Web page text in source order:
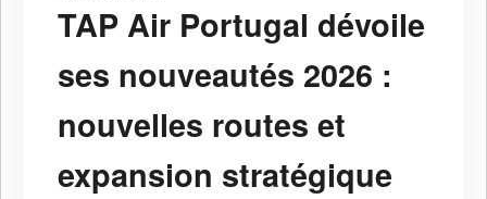
TAP Air Portugal dévoile
ses nouveautés 2026 :
nouvelles routes et
expansion stratégique